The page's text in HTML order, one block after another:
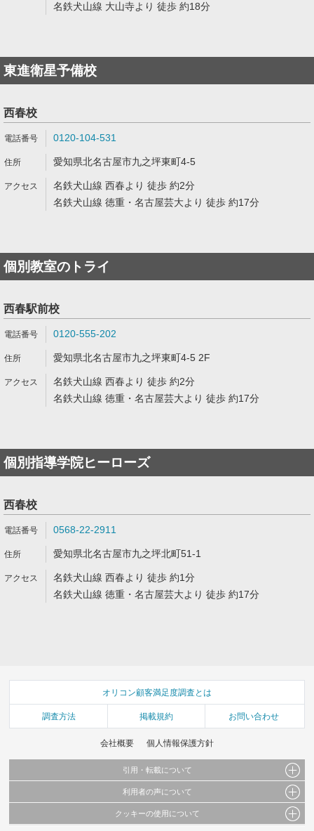
名鉄犬山線 大山寺より 徒歩 約18分
東進衛星予備校
西春校
0120-104-531
愛知県北名古屋市九之坪東町4-5
名鉄犬山線 西春より 徒歩 約2分
名鉄犬山線 徳重・名古屋芸大より 徒歩 約17分
個別教室のトライ
西春駅前校
0120-555-202
愛知県北名古屋市九之坪東町4-5 2F
名鉄犬山線 西春より 徒歩 約2分
名鉄犬山線 徳重・名古屋芸大より 徒歩 約17分
個別指導学院ヒーローズ
西春校
0568-22-2911
愛知県北名古屋市九之坪北町51-1
名鉄犬山線 西春より 徒歩 約1分
名鉄犬山線 徳重・名古屋芸大より 徒歩 約17分
オリコン顧客満足度調査とは
調査方法 掲載規約 お問い合わせ
会社概要 個人情報保護方針
引用・転載について
当サイトで公開されている情報（文字、写真、イラスト、画像データ等）及びこれらの配
これらの情報を権利者の許可なく無断転載・複製などの二次利用を行うことは固く禁じて
利用者の声について
当サイトに掲載している内容はすべてサービスの利用者が提出された見解・感想です。
クッキーの使用について